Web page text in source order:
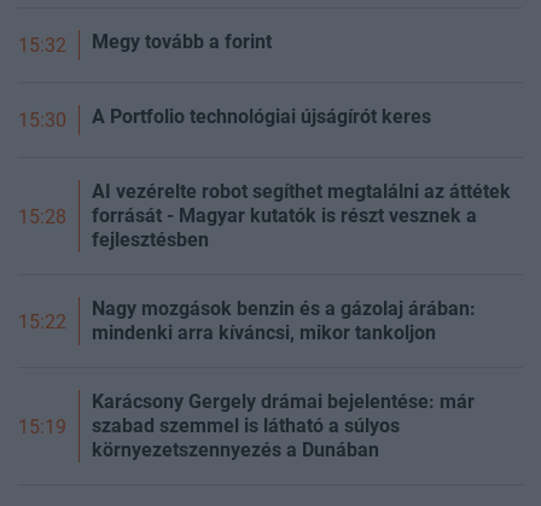
15:32 Megy tovább a forint
15:30 A Portfolio technológiai újságírót keres
15:28
AI vezérelte robot segíthet megtalálni az áttétek
forrását - Magyar kutatók is részt vesznek a
fejlesztésben
15:22
Nagy mozgások benzin és a gázolaj árában:
mindenki arra kíváncsi, mikor tankoljon
15:19
Karácsony Gergely drámai bejelentése: már
szabad szemmel is látható a súlyos
környezetszennyezés a Dunában